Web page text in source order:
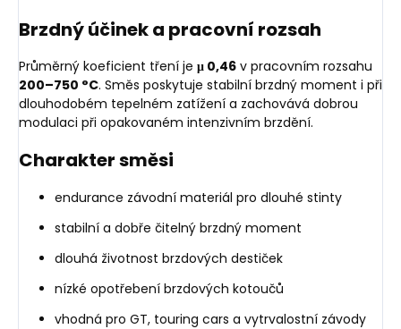
Brzdný účinek a pracovní rozsah
Průměrný koeficient tření je μ 0,46 v pracovním rozsahu
200–750 °C. Směs poskytuje stabilní brzdný moment i při
dlouhodobém tepelném zatížení a zachovává dobrou
modulaci při opakovaném intenzivním brzdění.
Charakter směsi
endurance závodní materiál pro dlouhé stinty
stabilní a dobře čitelný brzdný moment
dlouhá životnost brzdových destiček
nízké opotřebení brzdových kotoučů
vhodná pro GT, touring cars a vytrvalostní závody